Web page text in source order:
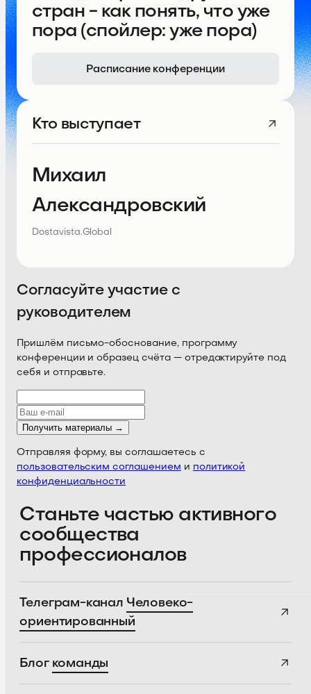
стран - как понять, что уже
пора (спойлер: уже пора)
Расписание конференции
Кто выступает
Михаил
Александровский
Dostavista.Global
Согласуйте участие с
руководителем
Пришлём письмо-обоснование, программу
конференции и образец счёта — отредактируйте под
себя и отправьте.
Получить материалы →
Отправляя форму, вы соглашаетесь с
пользовательским соглашением и политикой
конфиденциальности
Станьте частью активного
сообщества
профессионалов
Телеграм-канал Человеко-
ориентированный
Блог команды